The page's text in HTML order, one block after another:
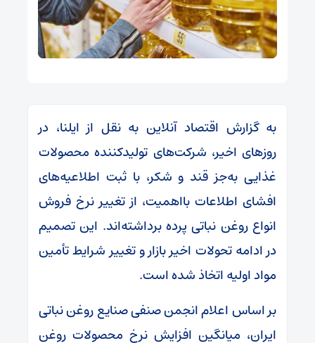
به گزارش اقتصاد آنلاین به نقل از ایلنا، در
روز‌های اخیر، شرکت‌های تولیدکننده محصولات
غذایی به‌جز قند و شکر، با ثبت اطلاعیه‌های
افشای اطلاعات بااهمیت، از تغییر نرخ فروش
انواع روغن نباتی پرده برداشته‌اند. این تصمیم
در ادامه تحولات اخیر بازار و تغییر شرایط تأمین
مواد اولیه اتخاذ شده است.
بر اساس اعلام انجمن صنفی صنایع روغن نباتی
ایران، میانگین افزایش نرخ محصولات روغن